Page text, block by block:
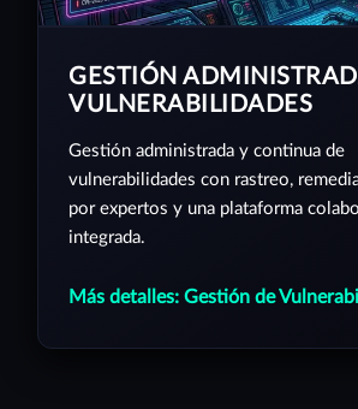
GESTIÓN
VULNERABILIDADES
Gestión administrada y continua de
vulnerabilidades con rastreo,
por expertos y una plataforma
integrada.
Más detalles: Gestión de